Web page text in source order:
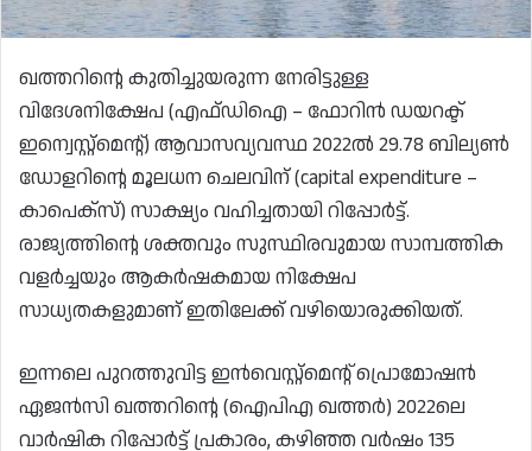
ഖത്തറിന്റെ കുതിച്ചുയരുന്ന നേരിട്ടുള്ള
വിദേശനിക്ഷേപ (എഫ്ഡിഐ – ഫോറിൻ ഡയറക്ട്
ഇന്വെസ്റ്റ്മെന്റ്) ആവാസവ്യവസ്ഥ 2022ൽ 29.78 ബില്യൺ
ഡോളറിന്റെ മൂലധന ചെലവിന് (capital expenditure –
കാപെക്‌സ്) സാക്ഷ്യം വഹിച്ചതായി റിപ്പോർട്ട്.
രാജ്യത്തിന്റെ ശക്തവും സുസ്ഥിരവുമായ സാമ്പത്തിക
വളർച്ചയും ആകർഷകമായ നിക്ഷേപ
സാധ്യതകളുമാണ് ഇതിലേക്ക് വഴിയൊരുക്കിയത്.
ഇന്നലെ പുറത്തുവിട്ട ഇൻവെസ്റ്റ്‌മെന്റ് പ്രൊമോഷൻ
ഏജൻസി ഖത്തറിന്റെ (ഐപിഎ ഖത്തർ) 2022ലെ
വാർഷിക റിപ്പോർട്ട് പ്രകാരം, കഴിഞ്ഞ വർഷം 135